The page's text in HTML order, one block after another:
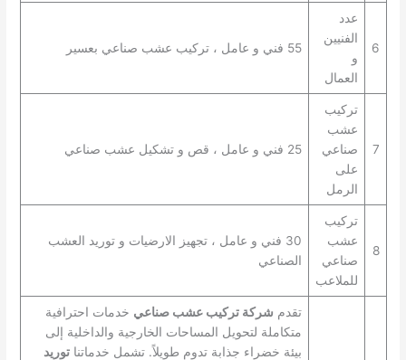
6
عدد
الفنيين
و
العمال
55 فني و عامل ، تركيب عشب صناعي بعسير
7
تركيب
عشب
صناعي
على
الرمل
25 فني و عامل ، قص و تشكيل عشب صناعي
8
تركيب
عشب
صناعي
للملاعب
30 فني و عامل ، تجهيز الارضيات و توريد العشب
الصناعي
تقدم شركة تركيب عشب صناعي خدمات احترافية
متكاملة لتحويل المساحات الخارجية والداخلية إلى
بيئة خضراء جذابة تدوم طويلاً. تشمل خدماتنا توريد